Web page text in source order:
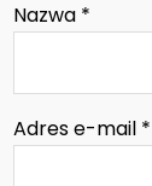
Nazwa *
Adres e-mail *